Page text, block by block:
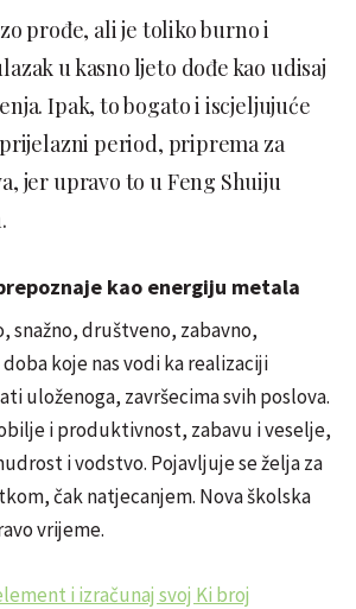
prođe, ali je toliko burno i
u kasno ljeto dođe kao udisaj
Ipak, to bogato i iscjeljujuće
period, priprema za
jer upravo to u Feng Shuiju
kao energiju metala
snažno, društveno, zabavno,
koje nas vodi ka realizaciji
uloženoga, završecima svih poslova.
i produktivnost, zabavu i veselje,
i vodstvo. Pojavljuje se želja za
čak natjecanjem. Nova školska
vrijeme.
i izračunaj svoj Ki broj